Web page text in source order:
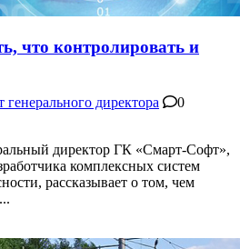
что контролировать и
генерального директора
0
директор ГК «Смарт-Софт»,
комплексных систем
рассказывает о том, чем